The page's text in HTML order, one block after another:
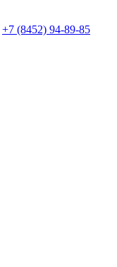
+7 (8452) 94-89-85